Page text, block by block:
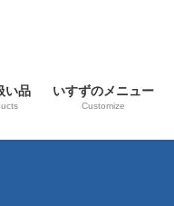
い品 いすずのメニュー
Customize